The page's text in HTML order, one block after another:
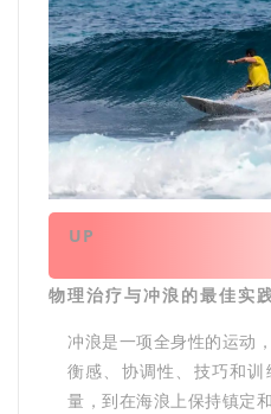
UP
物理治疗与冲浪的最佳实
冲浪是一项全身性的运动
衡感、协调性、技巧和
量，到在海浪上保持镇定